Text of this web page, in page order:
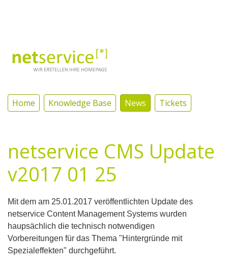
Home Knowledge Base News Tickets
netservice CMS Update
v2017 01 25
Mit dem am 25.01.2017 veröffentlichten Update des
netservice Content Management Systems wurden
haupsächlich die technisch notwendigen
Vorbereitungen für das Thema "Hintergründe mit
Spezialeffekten" durchgeführt.